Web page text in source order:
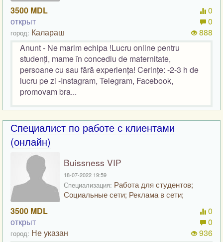
3500 MDL
открыт
город: Калараш
0
0
888
Anunt - Ne marim echipa !Lucru online pentru
studenți, mame în concediu de maternitate,
persoane cu sau fără experiența! Cerințe: -2-3 h de
lucru pe zi -Instagram, Telegram, Facebook,
promovam bra...
Специалист по работе с клиентами
(онлайн)
Buissness VIP
18-07-2022 19:59
Специализация: Работа для студентов;
Социальные сети; Реклама в сети;
3500 MDL
открыт
город: Не указан
0
0
936